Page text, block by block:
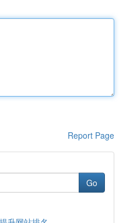
Report Page
Go